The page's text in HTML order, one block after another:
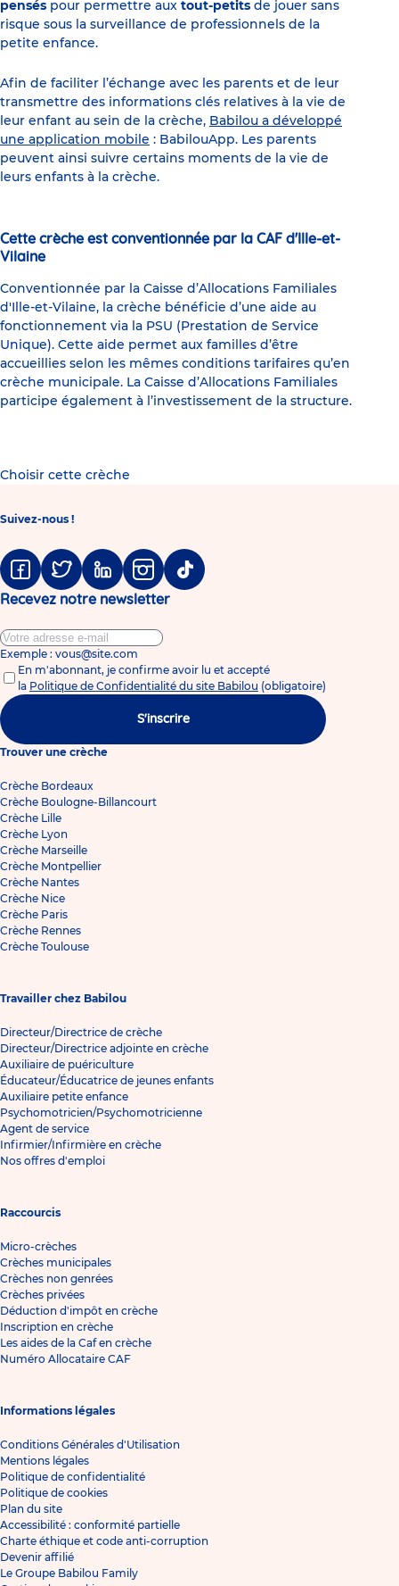
pensés pour permettre aux tout-petits de jouer sans
risque sous la surveillance de professionnels de la
petite enfance.
Afin de faciliter l’échange avec les parents et de leur
transmettre des informations clés relatives à la vie de
leur enfant au sein de la crèche, Babilou a développé
une application mobile : BabilouApp. Les parents
peuvent ainsi suivre certains moments de la vie de
leurs enfants à la crèche.
Cette crèche est conventionnée par la CAF d'Ille-et-
Vilaine
Conventionnée par la Caisse d’Allocations Familiales
d'Ille-et-Vilaine, la crèche bénéficie d’une aide au
fonctionnement via la PSU (Prestation de Service
Unique). Cette aide permet aux familles d’être
accueillies selon les mêmes conditions tarifaires qu’en
crèche municipale. La Caisse d’Allocations Familiales
participe également à l’investissement de la structure.
Choisir cette crèche
Suivez-nous !
FacebookTwitter LinkedinInstagramTiktok
Recevez notre newsletter
Exemple : vous@site.com
En m'abonnant, je confirme avoir lu et accepté
la Politique de Confidentialité du site Babilou (obligatoire)
S'inscrire
Trouver une crèche
Crèche Bordeaux
Crèche Boulogne-Billancourt
Crèche Lille
Crèche Lyon
Crèche Marseille
Crèche Montpellier
Crèche Nantes
Crèche Nice
Crèche Paris
Crèche Rennes
Crèche Toulouse
Travailler chez Babilou
Directeur/Directrice de crèche
Directeur/Directrice adjointe en crèche
Auxiliaire de puériculture
Éducateur/Éducatrice de jeunes enfants
Auxiliaire petite enfance
Psychomotricien/Psychomotricienne
Agent de service
Infirmier/Infirmière en crèche
Nos offres d'emploi
Raccourcis
Micro-crèches
Crèches municipales
Crèches non genrées
Crèches privées
Déduction d'impôt en crèche
Inscription en crèche
Les aides de la Caf en crèche
Numéro Allocataire CAF
Informations légales
Conditions Générales d'Utilisation
Mentions légales
Politique de confidentialité
Politique de cookies
Plan du site
Accessibilité : conformité partielle
Charte éthique et code anti-corruption
Devenir affilié
Le Groupe Babilou Family